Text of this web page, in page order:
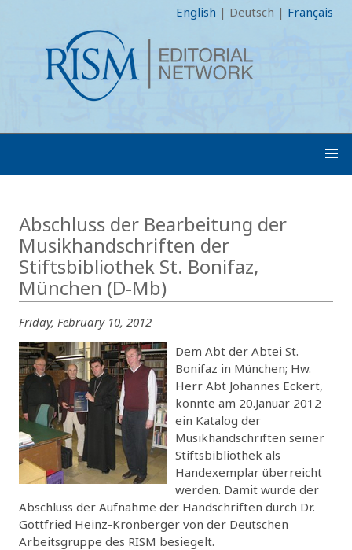
English | Deutsch | Français
Abschluss der Bearbeitung der
Musikhandschriften der
Stiftsbibliothek St. Bonifaz,
München (D-Mb)
Friday, February 10, 2012
Dem Abt der Abtei St.
Bonifaz in München; Hw.
Herr Abt Johannes Eckert,
konnte am 20.Januar 2012
ein Katalog der
Musikhandschriften seiner
Stiftsbibliothek als
Handexemplar überreicht
werden. Damit wurde der
Abschluss der Aufnahme der Handschriften durch Dr.
Gottfried Heinz-Kronberger von der Deutschen
Arbeitsgruppe des RISM besiegelt.